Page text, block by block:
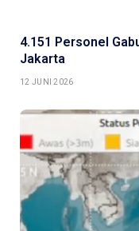
4.151 Personel
Jakarta
12 JUNI 2026